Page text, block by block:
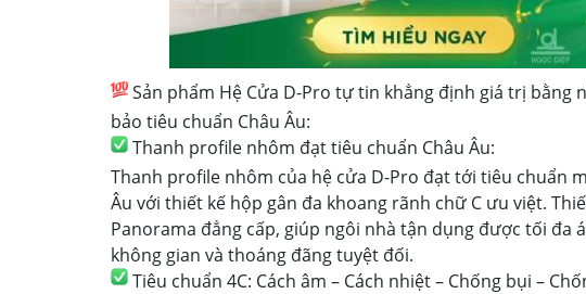
Sản phẩm Hệ Cửa D-Pro tự tin khẳng định giá trị
bảo tiêu chuẩn Châu Âu:
Thanh profile nhôm đạt tiêu chuẩn Châu Âu:
Thanh profile nhôm của hệ cửa D-Pro đạt tới tiêu chuẩn
Âu với thiết kế hộp gân đa khoang rãnh chữ C ưu việt.
Panorama đẳng cấp, giúp ngôi nhà tận dụng được tối đa
không gian và thoáng đãng tuyệt đối.
Tiêu chuẩn 4C: Cách âm – Cách nhiệt – Chống bụi –